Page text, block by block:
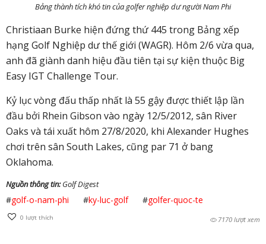
Bảng thành tích khó tin của golfer nghiệp dư người Nam Phi
Christiaan Burke hiện đứng thứ 445 trong Bảng xếp
hạng Golf Nghiệp dư thế giới (WAGR). Hôm 2/6 vừa qua,
anh đã giành danh hiệu đầu tiên tại sự kiện thuộc Big
Easy IGT Challenge Tour.
Kỷ lục vòng đấu thấp nhất là 55 gậy được thiết lập lần
đầu bởi Rhein Gibson vào ngày 12/5/2012, sân River
Oaks và tái xuất hôm 27/8/2020, khi Alexander Hughes
chơi trên sân South Lakes, cũng par 71 ở bang
Oklahoma.
Nguồn thông tin:Golf Digest
#golf-o-nam-phi #ky-luc-golf #golfer-quoc-te
0 lượt thích 7170 lượt xem